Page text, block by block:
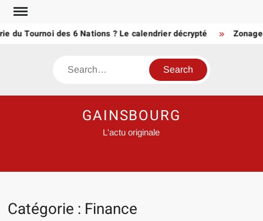
Skip
content
Tournoi des 6 Nations ? Le calendrier décrypté Zonage
Search
GAINSBOURG
L'actu originale
Catégorie : Finance